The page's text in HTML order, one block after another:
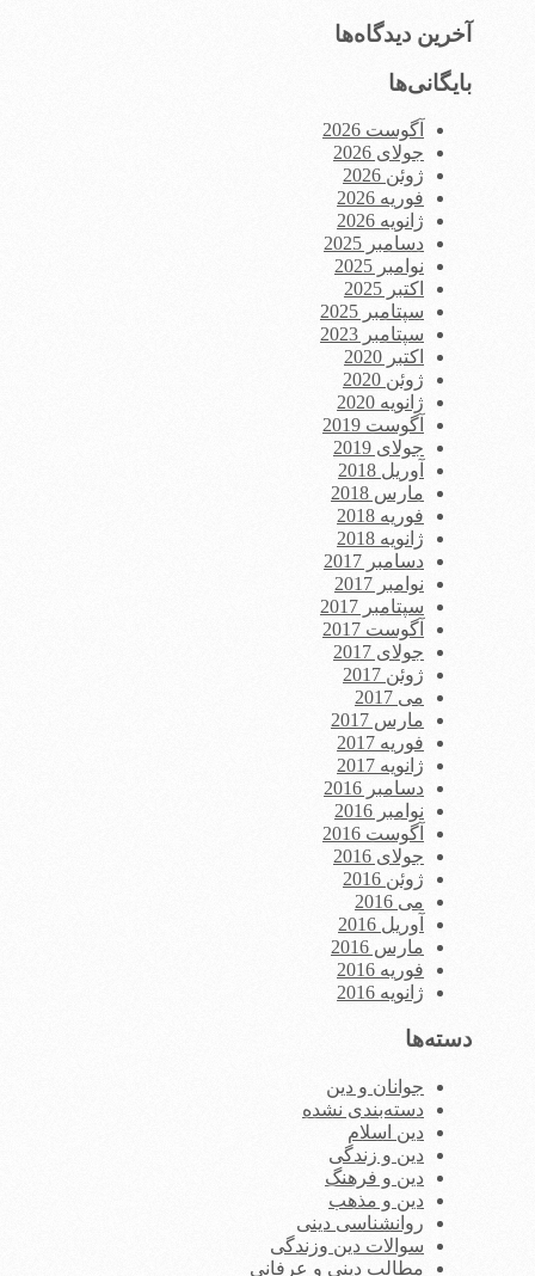
آخرین دیدگاه‌ها
بایگانی‌ها
آگوست 2026
جولای 2026
ژوئن 2026
فوریه 2026
ژانویه 2026
دسامبر 2025
نوامبر 2025
اکتبر 2025
سپتامبر 2025
سپتامبر 2023
اکتبر 2020
ژوئن 2020
ژانویه 2020
آگوست 2019
جولای 2019
آوریل 2018
مارس 2018
فوریه 2018
ژانویه 2018
دسامبر 2017
نوامبر 2017
سپتامبر 2017
آگوست 2017
جولای 2017
ژوئن 2017
می 2017
مارس 2017
فوریه 2017
ژانویه 2017
دسامبر 2016
نوامبر 2016
آگوست 2016
جولای 2016
ژوئن 2016
می 2016
آوریل 2016
مارس 2016
فوریه 2016
ژانویه 2016
دسته‌ها
جوانان و دین
دسته‌بندی نشده
دین اسلام
دین و زندگی
دین و فرهنگ
دین و مذهب
روانشناسی دینی
سوالات دین وزندگی
مطالب دینی و عرفانی